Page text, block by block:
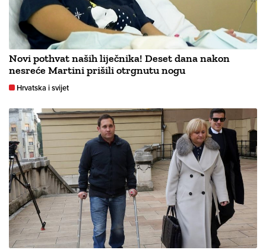
Novi pothvat naših liječnika! Deset dana nakon
nesreće Martini prišili otrgnutu nogu
Hrvatska i svijet